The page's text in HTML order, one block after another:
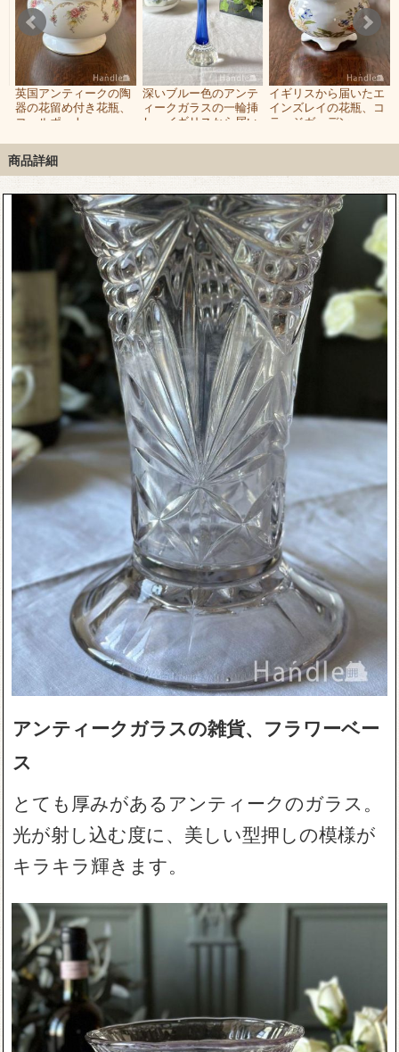
英国アンティークの陶
器の花留め付き花瓶、
コールポート
れなフラワーベース
深いブルー色のアンテ
ィークガラスの一輪挿
し、イギリスから届い
ベース
イギリスから届いたエ
インズレイの花瓶、コ
テージガーデン
GARDEN）のミニフラ
商品詳細
アンティークガラスの雑貨、フラワーベー
ス
とても厚みがあるアンティークのガラス。
光が射し込む度に、美しい型押しの模様が
キラキラ輝きます。